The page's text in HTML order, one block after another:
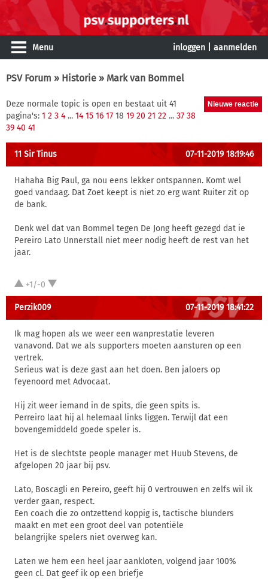
Menu inloggen aanmelden
PSV Forum » Historie » Mark van Bommel
Deze normale topic is open en bestaat uit 41
pagina's: 1 2 3 4 ... 14 15 16 17 18 19 20 21 22 ... 37 38
39 40 41
11 Sir Tinus 07-11-2019 18:19:46
Hahaha Big Paul, ga nou eens lekker ontspannen. Komt wel
goed vandaag. Dat Zoet keept is niet zo erg want Ruiter zit op
de bank.
Denk wel dat van Bommel tegen De Jong heeft gezegd dat ie
Pereiro Lato Unnerstall niet meer nodig heeft de rest van het
jaar.
+1/-0
Perzik009 07-11-2019 18:41:22
Ik mag hopen als we weer een wanprestatie leveren
vanavond. Dat we als supporters moeten aansturen op een
vertrek.
Serieus wat is deze gast aan het doen. Ben jaloers op
feyenoord met Advocaat.
Hij zit weer iemand in de spits, die geen spits is.
Perreiro laat hij al helemaal links liggen. Terwijl dat een
bovengemiddeld goede speler is.
Het is de slechtste people manager met Huub Stevens, de
afgelopen 20 jaar bij psv.
Lato, Boscagli en Pereiro, geeft hij 0 vertrouwen en zelfs wil ik
verder gaan, respect.
Een coach die zo ontzettend koppig is, tactische blunders
maakt en met een groot deel van potentiële
belangrijke spelers niet overweg kan.
Laten we hem een heel jaar aankloten, volgend jaar 100%
geen cl. Dat geef ik op een briefje